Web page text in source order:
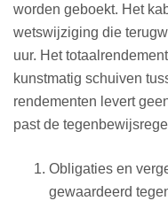
worden geboekt. Het
wetswijziging die
uur. Het
kunstmatig schuiven
rendementen levert
past de
Obligaties en
gewaardeerd